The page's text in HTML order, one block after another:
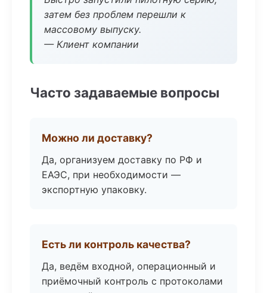
затем без проблем перешли к
массовому выпуску.
— Клиент компании
Часто задаваемые вопросы
Можно ли доставку?
Да, организуем доставку по РФ и
ЕАЭС, при необходимости —
экспортную упаковку.
Есть ли контроль качества?
Да, ведём входной, операционный и
приёмочный контроль с протоколами